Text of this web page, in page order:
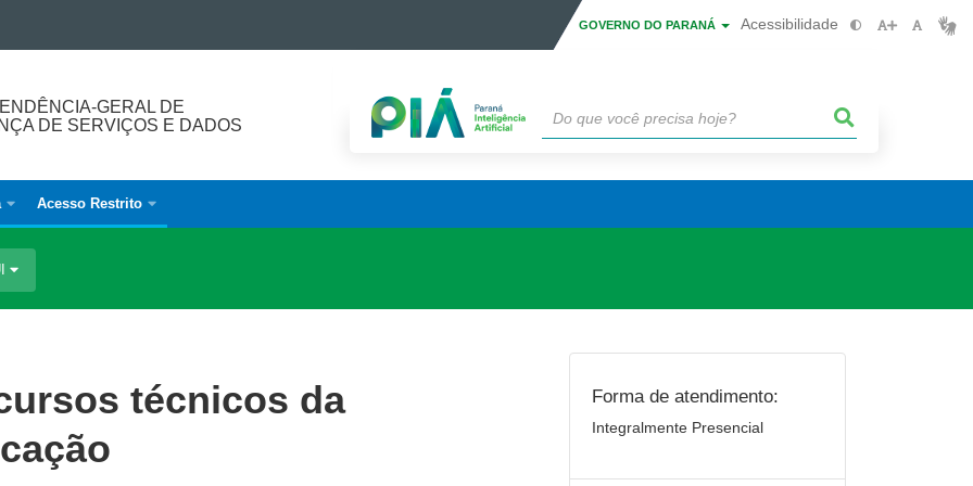
GOVERNO DO PARANÁ Acessibilidade
GERAL DE
DE SERVIÇOS E DADOS
Acesso Restrito
técnicos da
Forma de atendimento:
Integralmente Presencial